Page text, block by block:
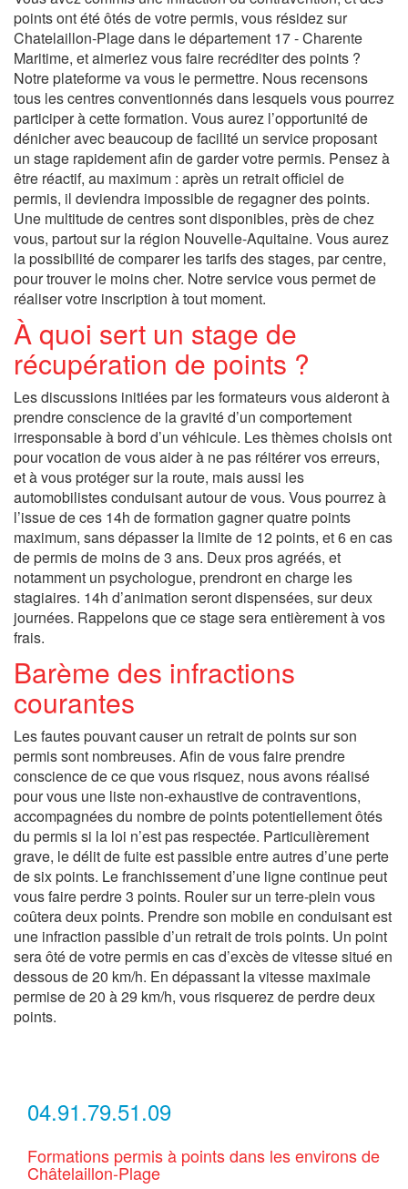
points ont été ôtés de votre permis, vous résidez sur
Chatelaillon-Plage dans le département 17 - Charente
Maritime, et aimeriez vous faire recréditer des points ?
Notre plateforme va vous le permettre. Nous recensons
tous les centres conventionnés dans lesquels vous pourrez
participer à cette formation. Vous aurez l’opportunité de
dénicher avec beaucoup de facilité un service proposant
un stage rapidement afin de garder votre permis. Pensez à
être réactif, au maximum : après un retrait officiel de
permis, il deviendra impossible de regagner des points.
Une multitude de centres sont disponibles, près de chez
vous, partout sur la région Nouvelle-Aquitaine. Vous aurez
la possibilité de comparer les tarifs des stages, par centre,
pour trouver le moins cher. Notre service vous permet de
réaliser votre inscription à tout moment.
À quoi sert un stage de
récupération de points ?
Les discussions initiées par les formateurs vous aideront à
prendre conscience de la gravité d’un comportement
irresponsable à bord d’un véhicule. Les thèmes choisis ont
pour vocation de vous aider à ne pas réitérer vos erreurs,
et à vous protéger sur la route, mais aussi les
automobilistes conduisant autour de vous. Vous pourrez à
l’issue de ces 14h de formation gagner quatre points
maximum, sans dépasser la limite de 12 points, et 6 en cas
de permis de moins de 3 ans. Deux pros agréés, et
notamment un psychologue, prendront en charge les
stagiaires. 14h d’animation seront dispensées, sur deux
journées. Rappelons que ce stage sera entièrement à vos
frais.
Barème des infractions
courantes
Les fautes pouvant causer un retrait de points sur son
permis sont nombreuses. Afin de vous faire prendre
conscience de ce que vous risquez, nous avons réalisé
pour vous une liste non-exhaustive de contraventions,
accompagnées du nombre de points potentiellement ôtés
du permis si la loi n’est pas respectée. Particulièrement
grave, le délit de fuite est passible entre autres d’une perte
de six points. Le franchissement d’une ligne continue peut
vous faire perdre 3 points. Rouler sur un terre-plein vous
coûtera deux points. Prendre son mobile en conduisant est
une infraction passible d’un retrait de trois points. Un point
sera ôté de votre permis en cas d’excès de vitesse situé en
dessous de 20 km/h. En dépassant la vitesse maximale
permise de 20 à 29 km/h, vous risquerez de perdre deux
points.
04.91.79.51.09
Formations permis à points dans les environs de
Châtelaillon-Plage